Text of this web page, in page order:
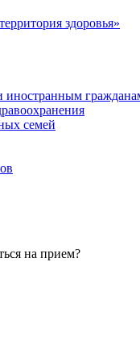
здоровья»
семей
на прием?